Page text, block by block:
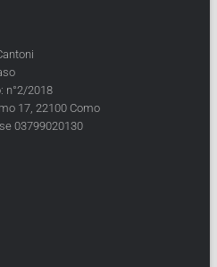
n°2/2018
17, 22100 Como
03799020130